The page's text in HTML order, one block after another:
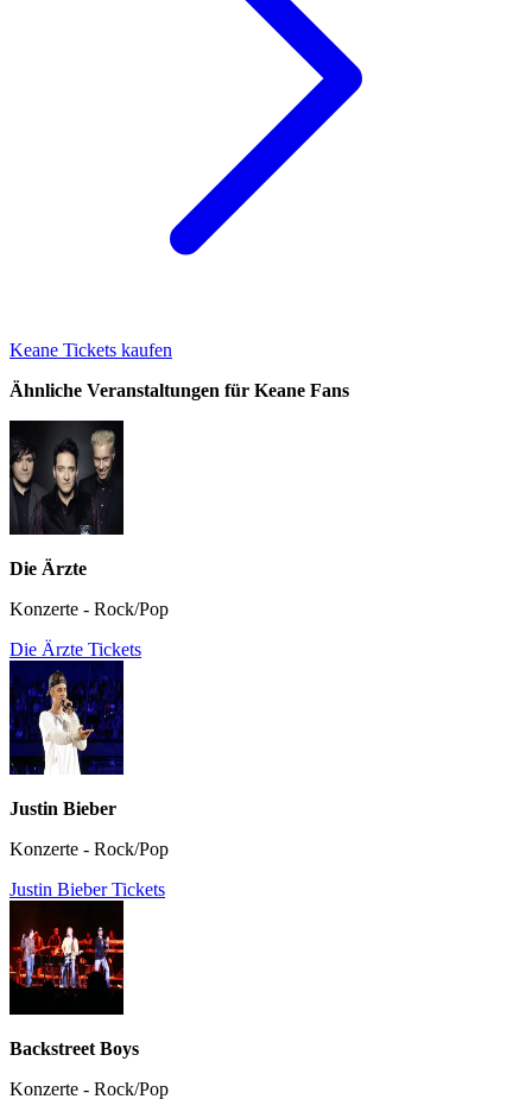
Keane Tickets kaufen
Ähnliche Veranstaltungen für Keane Fans
Die Ärzte
Konzerte - Rock/Pop
Die Ärzte Tickets
Justin Bieber
Konzerte - Rock/Pop
Justin Bieber Tickets
Backstreet Boys
Konzerte - Rock/Pop